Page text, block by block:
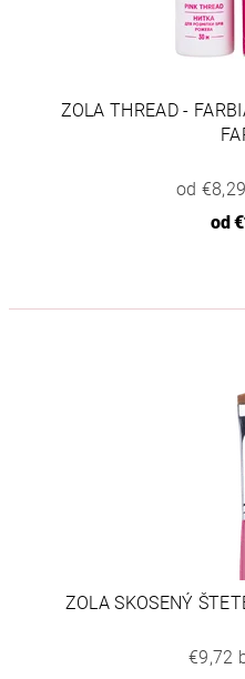
ZOLA THREAD -
od
od
ZOLA SKOSENÝ
€9,72